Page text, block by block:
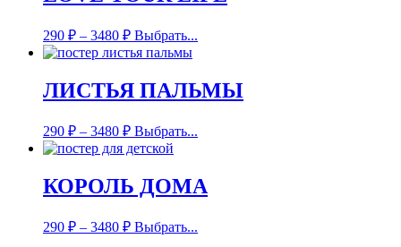
290 ₽ – 3480 ₽ Выбрать...
ЛИСТЬЯ ПАЛЬМЫ
290 ₽ – 3480 ₽ Выбрать...
КОРОЛЬ ДОМА
290 ₽ – 3480 ₽ Выбрать...